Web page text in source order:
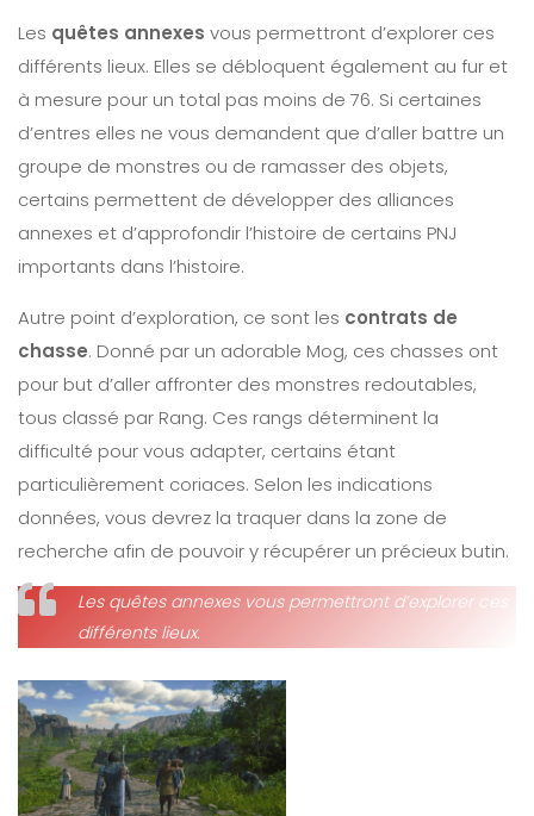
Les quêtes annexes vous permettront d’explorer ces
différents lieux. Elles se débloquent également au fur et
à mesure pour un total pas moins de 76. Si certaines
d’entres elles ne vous demandent que d’aller battre un
groupe de monstres ou de ramasser des objets,
certains permettent de développer des alliances
annexes et d’approfondir l’histoire de certains PNJ
importants dans l’histoire.
Autre point d’exploration, ce sont les contrats de
chasse. Donné par un adorable Mog, ces chasses ont
pour but d’aller affronter des monstres redoutables,
tous classé par Rang. Ces rangs déterminent la
difficulté pour vous adapter, certains étant
particulièrement coriaces. Selon les indications
données, vous devrez la traquer dans la zone de
recherche afin de pouvoir y récupérer un précieux butin.
Les quêtes annexes vous permettront d’explorer ces
différents lieux.